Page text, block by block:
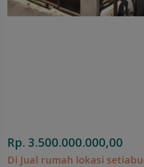
Rp. 3.500.000.000,00
Di Jual rumah lokasi